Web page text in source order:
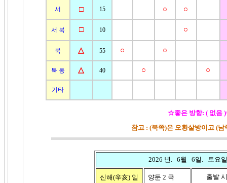
서 □ 15 ○ ○
서 북 □ 10 ○
북 △ 55 ○ ○
북 동 △ 40 ○ ○
기타
☆좋은 방향: ( 없음
참고 : (북쪽)은 오황살방이고 (
2026 년. 6월 6일. 토요일
신해(辛亥) 일 양둔 2 국
출발 시